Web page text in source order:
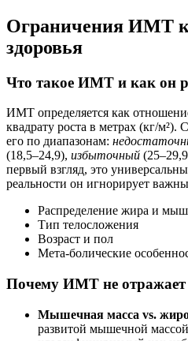
Ограничения ИМТ
здоровья
Что такое ИМТ и как он
ИМТ определяется как
квадрату роста в метрах (кг/
его по диапазонам:
(18,5–24,9), избыточный
первый взгляд, это
реальности он игнорирует
Распределение жира и
Тип телосложения
Возраст и пол
Мета-болические
Почему ИМТ не отражает
Мышечная масса vs.
развитой мышечной